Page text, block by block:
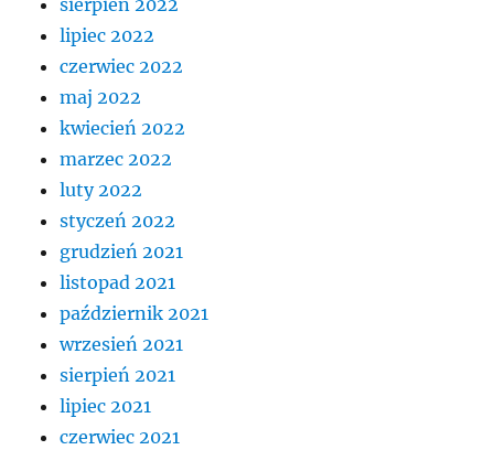
sierpień 2022
lipiec 2022
czerwiec 2022
maj 2022
kwiecień 2022
marzec 2022
luty 2022
styczeń 2022
grudzień 2021
listopad 2021
październik 2021
wrzesień 2021
sierpień 2021
lipiec 2021
czerwiec 2021